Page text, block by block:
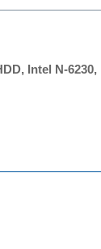
Intel N-